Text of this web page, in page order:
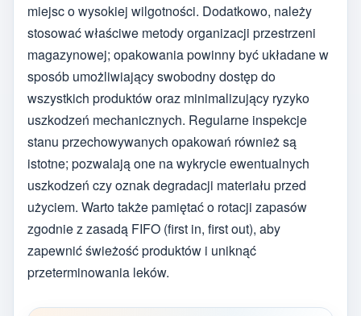
miejsc o wysokiej wilgotności. Dodatkowo, należy
stosować właściwe metody organizacji przestrzeni
magazynowej; opakowania powinny być układane w
sposób umożliwiający swobodny dostęp do
wszystkich produktów oraz minimalizujący ryzyko
uszkodzeń mechanicznych. Regularne inspekcje
stanu przechowywanych opakowań również są
istotne; pozwalają one na wykrycie ewentualnych
uszkodzeń czy oznak degradacji materiału przed
użyciem. Warto także pamiętać o rotacji zapasów
zgodnie z zasadą FIFO (first in, first out), aby
zapewnić świeżość produktów i uniknąć
przeterminowania leków.